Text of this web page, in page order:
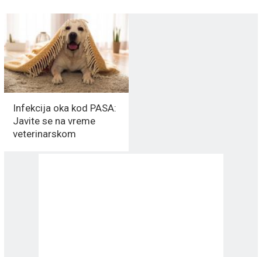
Infekcija oka kod PASA:
Javite se na vreme
veterinarskom